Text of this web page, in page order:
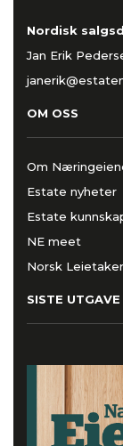
Nordisk
Jan Erik
OM OSS
Om
Estate nyheter
Estate
NE meet
Norsk
SISTE UTGAVE